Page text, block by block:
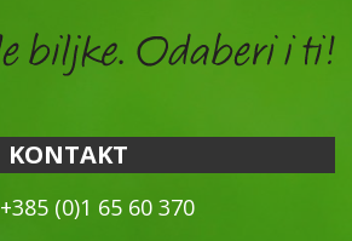
KONTAKT
+385 (0)1 65 60 370